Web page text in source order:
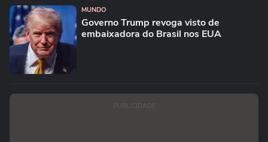
MUNDO
Governo Trump revoga visto de
embaixadora do Brasil nos EUA
PUBLICIDADE